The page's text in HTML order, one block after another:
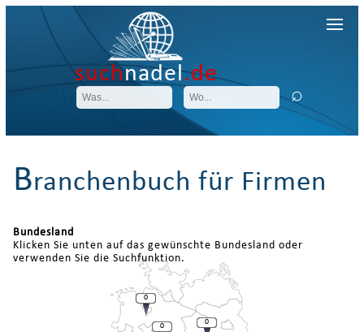
suchnadel.de
Branchenbuch für Firmen
Bundesland
Klicken Sie unten auf das gewünschte Bundesland oder
verwenden Sie die Suchfunktion.
0
0
0